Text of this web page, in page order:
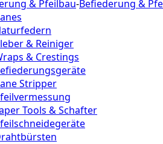
& Pfeilbau-Befiederung &
& Reiniger
& Crestings
Stripper
Tools & Schafter